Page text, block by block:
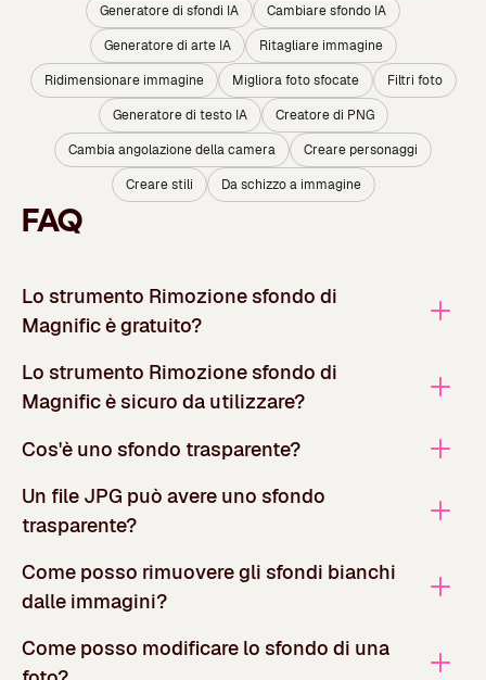
Generatore di sfondi IA
Cambiare sfondo IA
Generatore di arte IA
Ritagliare immagine
Ridimensionare immagine
Migliora foto sfocate
Filtri foto
Generatore di testo IA
Creatore di PNG
Cambia angolazione della camera
Creare personaggi
Creare stili
Da schizzo a immagine
FAQ
Lo strumento Rimozione sfondo di
Magnific è gratuito?
Lo strumento Rimozione sfondo di
Magnific è sicuro da utilizzare?
Cos'è uno sfondo trasparente?
Un file JPG può avere uno sfondo
trasparente?
Come posso rimuovere gli sfondi bianchi
dalle immagini?
Come posso modificare lo sfondo di una